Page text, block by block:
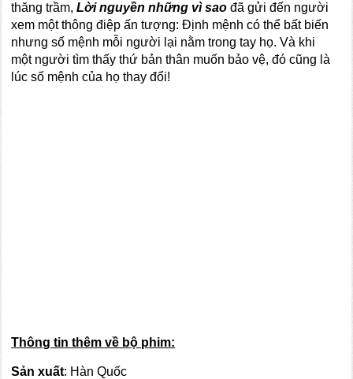
thăng trầm,Lời nguyền những vì sao đã gửi đến người
xem một thông điệp ấn tượng: Định mệnh có thể bất biến
nhưng số mệnh mỗi người lại nằm trong tay họ. Và khi
một người tìm thấy thứ bản thân muốn bảo vệ, đó cũng là
lúc số mệnh của họ thay đổi!
Thông tin thêm về bộ phim:
Sản xuất: Hàn Quốc